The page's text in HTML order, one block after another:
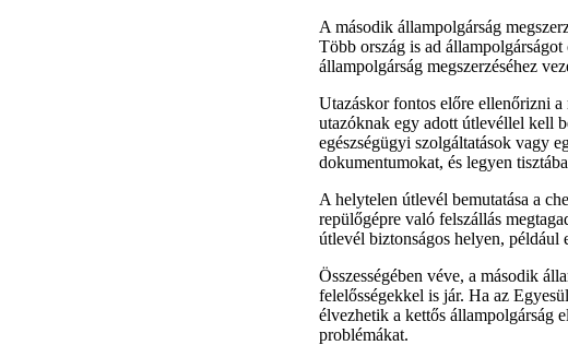
A második állampolgárság
Több ország is ad állampolgárságot
állampolgárság megszerzéséhez
Utazáskor fontos előre ellenőrizni a
utazóknak egy adott útlevéllel kell
egészségügyi szolgáltatások vagy
dokumentumokat, és legyen
A helytelen útlevél bemutatása a
repülőgépre való felszállás
útlevél biztonságos helyen, például
Összességében véve, a második
felelősségekkel is jár. Ha az
élvezhetik a kettős állampolgárság
problémákat.